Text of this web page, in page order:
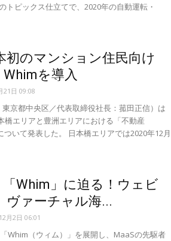
トピックス仕立てで、2020年の自動運転・
初のマンション住民向け
を導入
21日 09:08
京都中央区／代表取締役社長：菰田正信）は
橋エリアと豊洲エリアにおける「不動産
いて発表した。 日本橋エリアでは2020年12月
Whim」に迫る！ウェビ
ヴァーチャル海...
月2日 06:01
Whim（ウィム）」を展開し、MaaSの先駆者